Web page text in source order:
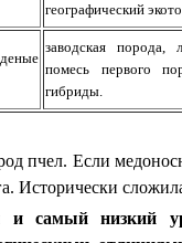
географический
заводская порода,
помесь первого
гибриды.
пчел. Если
Исторически
низкий